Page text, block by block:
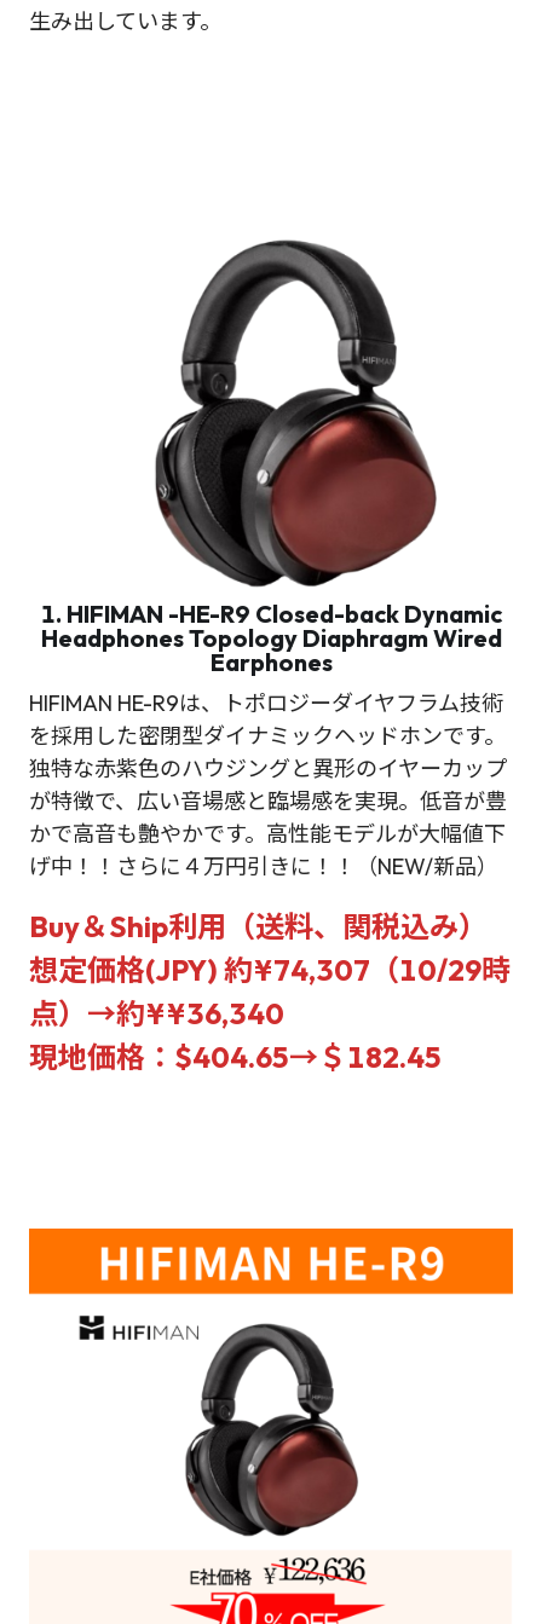
生み出しています。
1. HIFIMAN -HE-R9 Closed-back Dynamic
Headphones Topology Diaphragm Wired
Earphones
HIFIMAN HE-R9は、トポロジーダイヤフラム技術
を採用した密閉型ダイナミックヘッドホンです。
独特な赤紫色のハウジングと異形のイヤーカップ
が特徴で、広い音場感と臨場感を実現。低音が豊
かで高音も艶やかです。高性能モデルが大幅値下
げ中！！さらに４万円引きに！！（NEW/新品）
Buy＆Ship利用（送料、関税込み）
想定価格(JPY) 約¥74,307（10/29時
点）→約¥¥36,340
現地価格：$404.65→ ＄ 182.45